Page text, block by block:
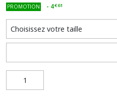
PROMOTION - 4€61